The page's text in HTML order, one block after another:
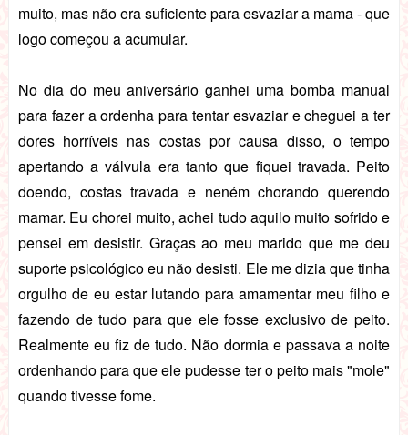
muito, mas não era suficiente para esvaziar a mama - que
logo começou a acumular.
No dia do meu aniversário ganhei uma bomba manual
para fazer a ordenha para tentar esvaziar e cheguei a ter
dores horríveis nas costas por causa disso, o tempo
apertando a válvula era tanto que fiquei travada. Peito
doendo, costas travada e neném chorando querendo
mamar. Eu chorei muito, achei tudo aquilo muito sofrido e
pensei em desistir. Graças ao meu marido que me deu
suporte psicológico eu não desisti. Ele me dizia que tinha
orgulho de eu estar lutando para amamentar meu filho e
fazendo de tudo para que ele fosse exclusivo de peito.
Realmente eu fiz de tudo. Não dormia e passava a noite
ordenhando para que ele pudesse ter o peito mais "mole"
quando tivesse fome.